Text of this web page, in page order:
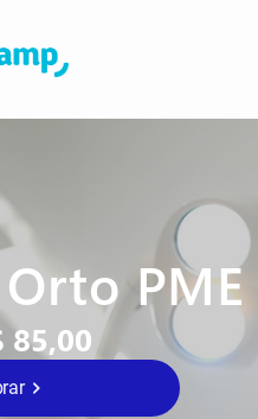
PME
85,00